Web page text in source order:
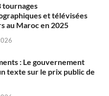
tournages
et télévisées
au Maroc en 2025
: Le gouvernement
texte sur le prix public de